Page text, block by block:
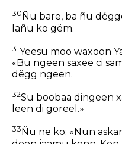
30 Ñu bare, ba ñu
lañu ko gëm.
31Yeesu moo waxoon
«Bu ngeen saxee ci
dëgg ngeen.
32Su boobaa dingeen
leen di goreel.»
33 Ñu ne ko: «Nun